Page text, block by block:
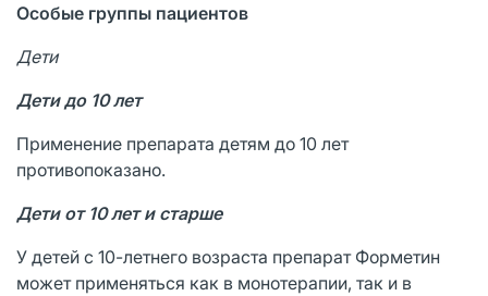
Особые группы пациентов
Дети
Дети до 10 лет
Применение препарата детям до 10 лет
противопоказано.
Дети от 10 лет и старше
У детей с 10-летнего возраста препарат Форметин
может применяться как в монотерапии, так и в